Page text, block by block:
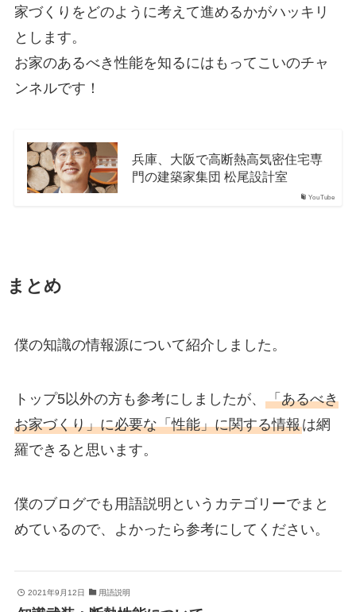
家づくりをどのように考えて進めるかがハッキリ
とします。
お家のあるべき性能を知るにはもってこいのチャ
ンネルです！
YouTube
兵庫、大阪で高断熱高気密住宅専
門の建築家集団 松尾設計室
まとめ
僕の知識の情報源について紹介しました。
トップ5以外の方も参考にしましたが、 「あるべき
お家づくり」に必要な「性能」に関する情報は網
羅できると思います。
僕のブログでも用語説明というカテゴリーでまと
めているので、よかったら参考にしてください。
2021年9月12日 用語説明